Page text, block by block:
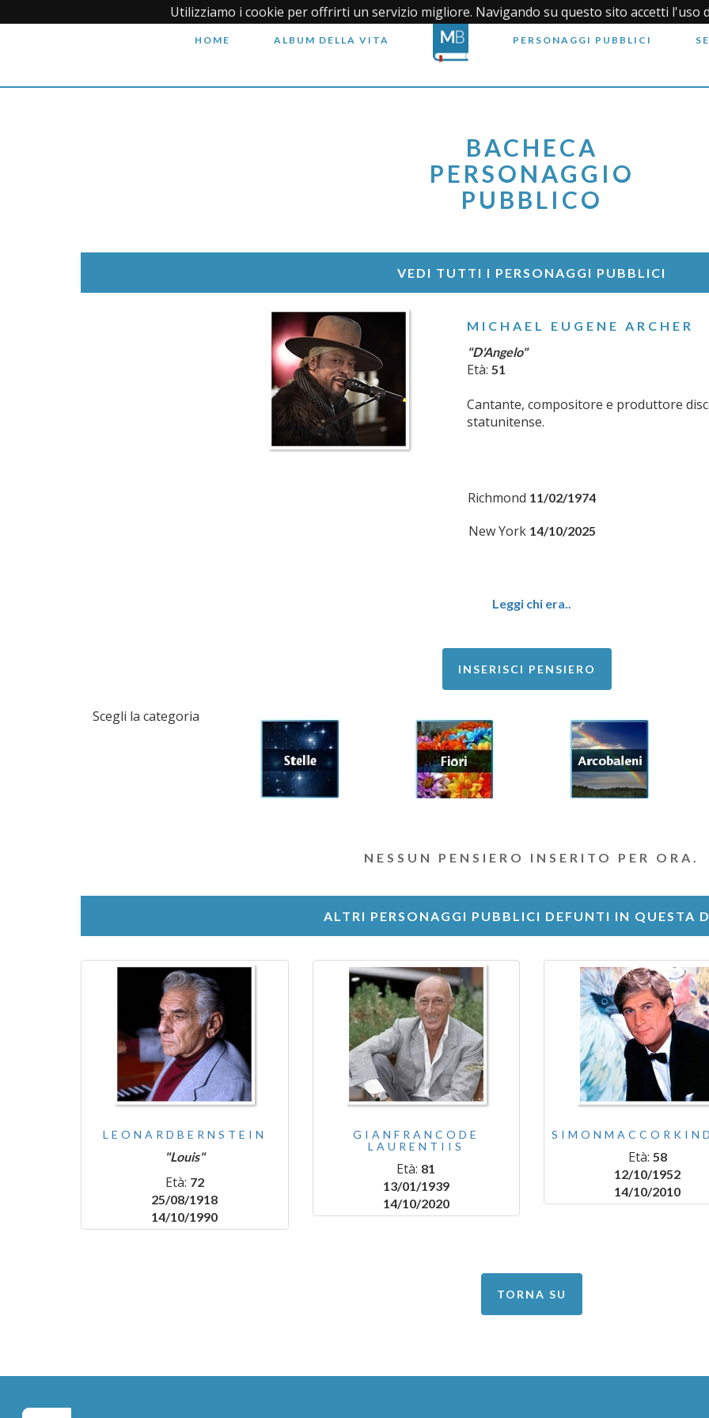
Utilizziamo i cookie per offrirti un servizio migliore. Navigando su questo sito accetti l'uso
HOME ALBUM DELLA VITA PERSONAGGI PUBBLICI
BACHECA
PERSONAGGIO
PUBBLICO
VEDI TUTTI I PERSONAGGI PUBBLICI
MICHAEL EUGENE ARCHER
"D'Angelo"
Età: 51
Cantante, compositore e produttore
statunitense.
Richmond 11/02/1974
New York 14/10/2025
Leggi chi era..
INSERISCI PENSIERO
Scegli la categoria
NESSUN PENSIERO INSERITO PER ORA.
ALTRI PERSONAGGI PUBBLICI DEFUNTI IN QUESTA
LEONARDBERNSTEIN
"Louis"
Età: 72
25/08/1918
14/10/1990
GIANFRANCODE
LAURENTIIS
Età: 81
13/01/1939
14/10/2020
Età: 58
12/10/1952
14/10/2010
TORNA SU